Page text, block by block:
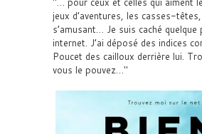
jeux d’aventures, les casses-
s’amusant… Je suis caché
internet. J’ai déposé des indices
Poucet des cailloux derrière lui.
vous le pouvez…